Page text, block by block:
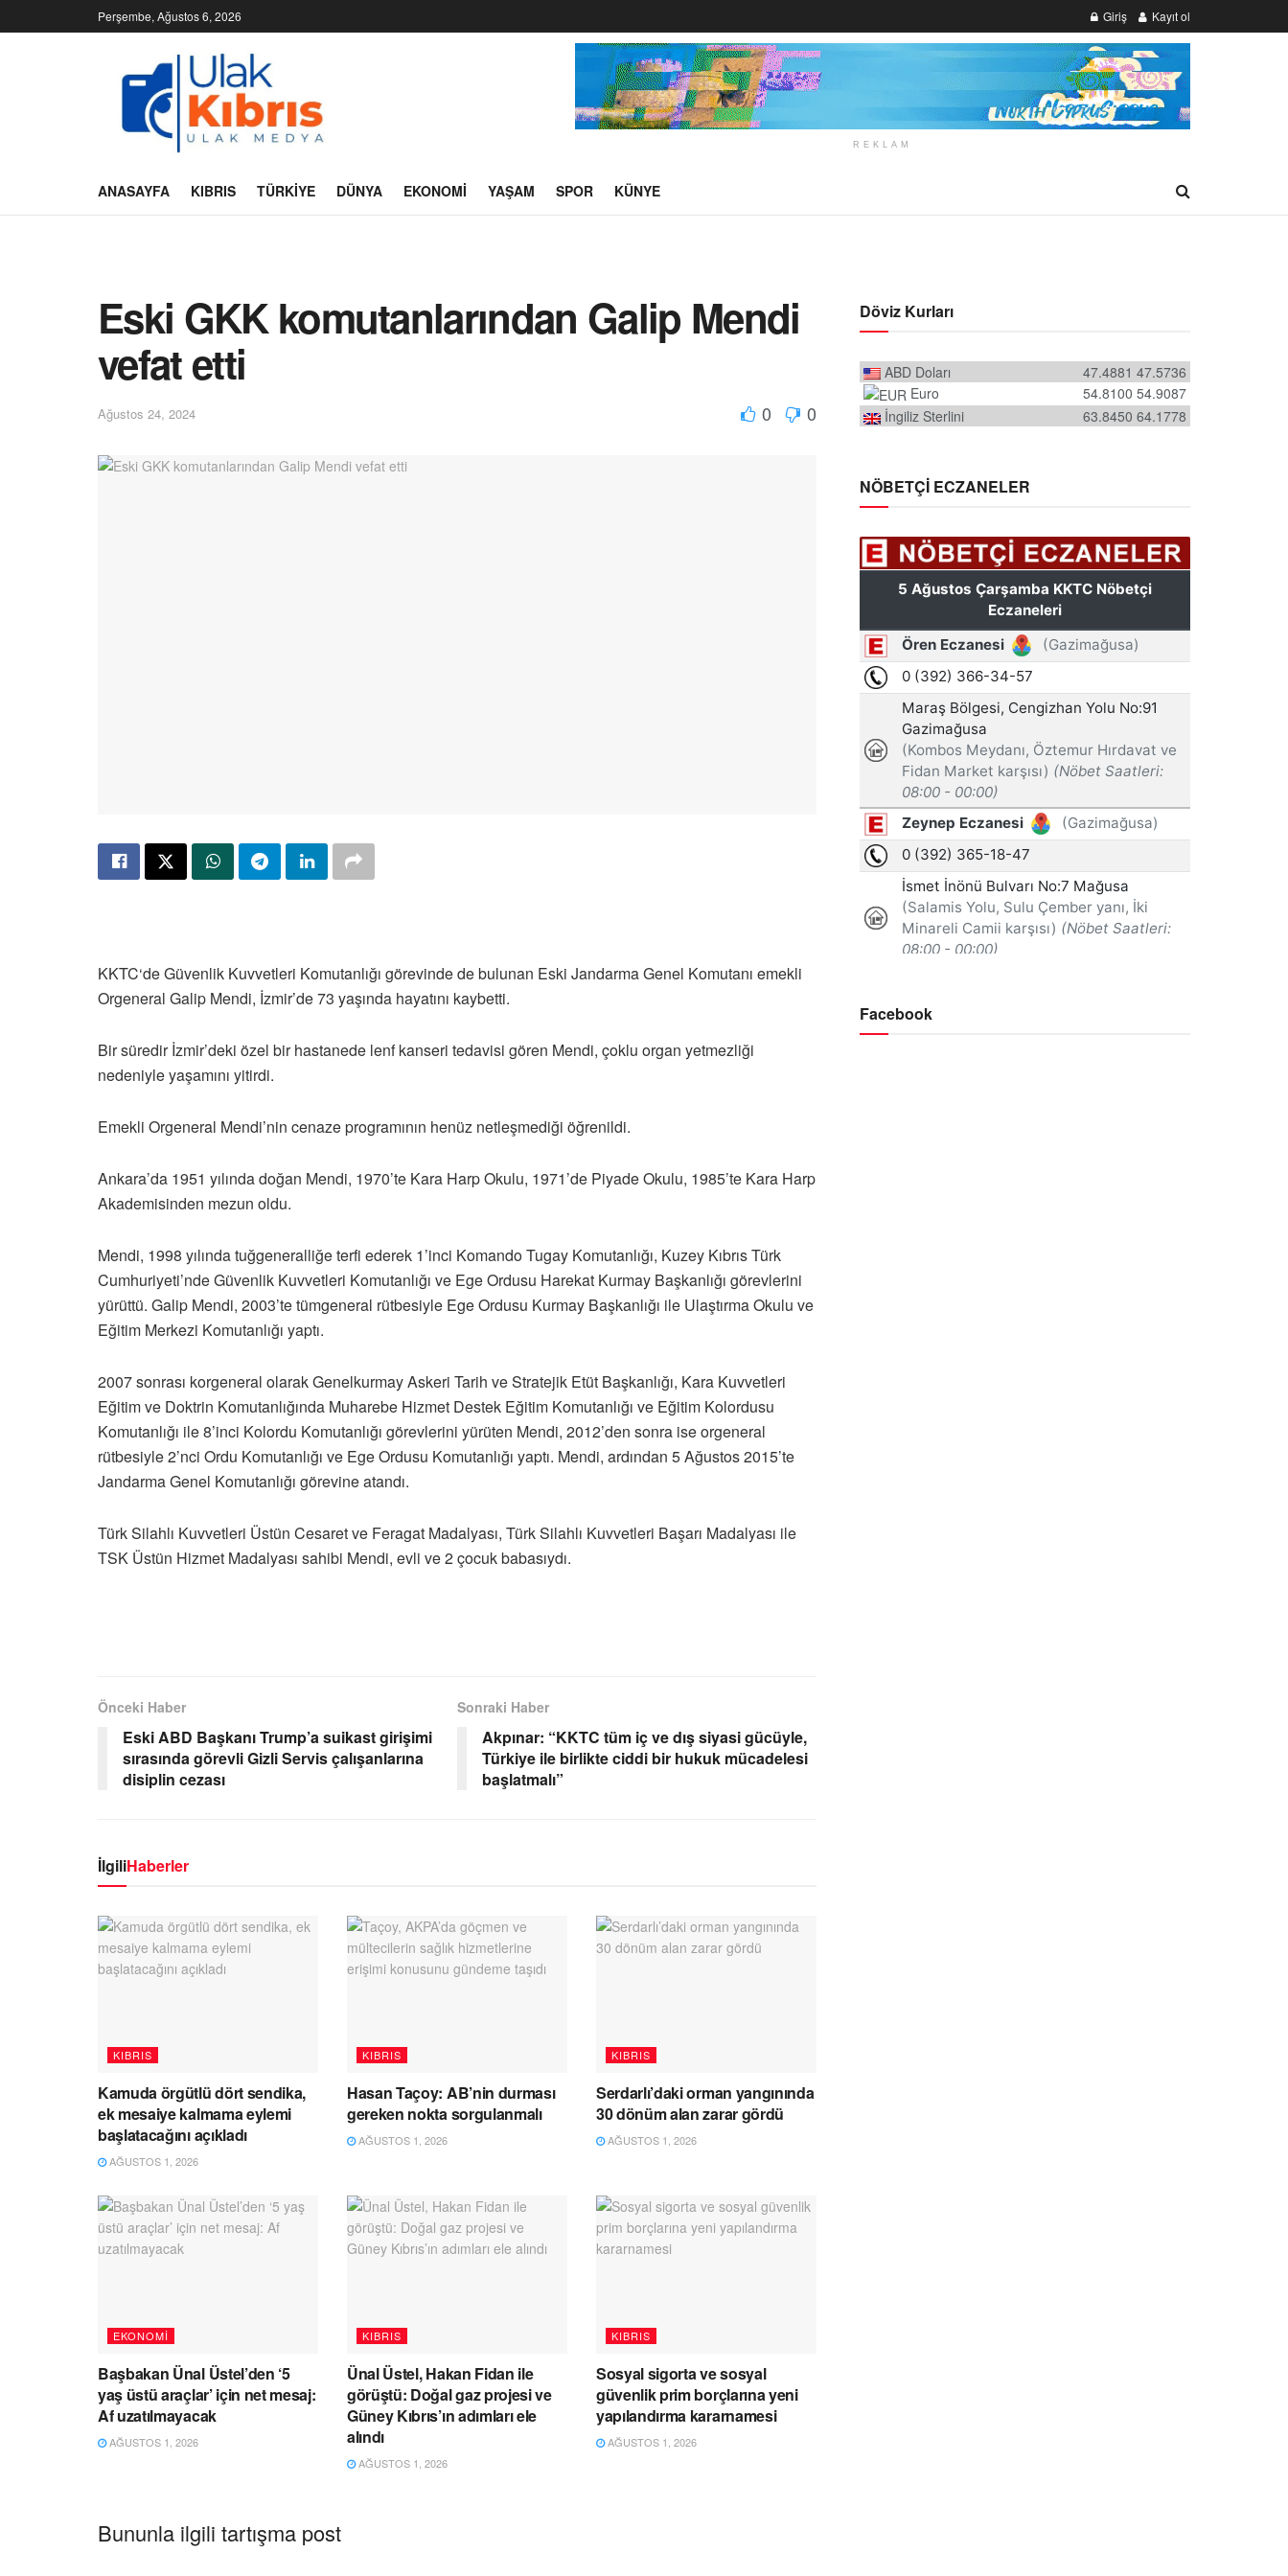
Perşembe, Ağustos 6, 2026 Giriş Kayıt ol
REKLAM
ANASAYFA KIBRIS TÜRKIYE DÜNYA EKONOMI YAŞAM SPOR KÜNYE
Eski GKK komutanlarından Galip Mendi
vefat etti
Ağustos 24, 2024 0 0
KKTC‘de Güvenlik Kuvvetleri Komutanlığı görevinde de bulunan Eski Jandarma Genel Komutanı emekli
Orgeneral Galip Mendi, İzmir’de 73 yaşında hayatını kaybetti.
Bir süredir İzmir’deki özel bir hastanede lenf kanseri tedavisi gören Mendi, çoklu organ yetmezliği
nedeniyle yaşamını yitirdi.
Emekli Orgeneral Mendi’nin cenaze programının henüz netleşmediği öğrenildi.
Ankara’da 1951 yılında doğan Mendi, 1970’te Kara Harp Okulu, 1971’de Piyade Okulu, 1985’te Kara Harp
Akademisinden mezun oldu.
Mendi, 1998 yılında tuğgeneralliğe terfi ederek 1’inci Komando Tugay Komutanlığı, Kuzey Kıbrıs Türk
Cumhuriyeti’nde Güvenlik Kuvvetleri Komutanlığı ve Ege Ordusu Harekat Kurmay Başkanlığı görevlerini
yürüttü. Galip Mendi, 2003’te tümgeneral rütbesiyle Ege Ordusu Kurmay Başkanlığı ile Ulaştırma Okulu ve
Eğitim Merkezi Komutanlığı yaptı.
2007 sonrası korgeneral olarak Genelkurmay Askeri Tarih ve Stratejik Etüt Başkanlığı, Kara Kuvvetleri
Eğitim ve Doktrin Komutanlığında Muharebe Hizmet Destek Eğitim Komutanlığı ve Eğitim Kolordusu
Komutanlığı ile 8’inci Kolordu Komutanlığı görevlerini yürüten Mendi, 2012’den sonra ise orgeneral
rütbesiyle 2’nci Ordu Komutanlığı ve Ege Ordusu Komutanlığı yaptı. Mendi, ardından 5 Ağustos 2015’te
Jandarma Genel Komutanlığı görevine atandı.
Türk Silahlı Kuvvetleri Üstün Cesaret ve Feragat Madalyası, Türk Silahlı Kuvvetleri Başarı Madalyası ile
TSK Üstün Hizmet Madalyası sahibi Mendi, evli ve 2 çocuk babasıydı.
Önceki Haber
Eski ABD Başkanı Trump’a suikast girişimi
sırasında görevli Gizli Servis çalışanlarına
disiplin cezası
Sonraki Haber
Akpınar: “KKTC tüm iç ve dış siyasi gücüyle,
Türkiye ile birlikte ciddi bir hukuk mücadelesi
başlatmalı”
İlgiliHaberler
KIBRIS
Kamuda örgütlü dört sendika,
ek mesaiye kalmama eylemi
başlatacağını açıkladı
AĞUSTOS 1, 2026
KIBRIS
Hasan Taçoy: AB’nin durması
gereken nokta sorgulanmalı
AĞUSTOS 1, 2026
KIBRIS
Serdarlı’daki orman yangınında
30 dönüm alan zarar gördü
AĞUSTOS 1, 2026
EKONOMI
Başbakan Ünal Üstel’den ‘5
yaş üstü araçlar’ için net mesaj:
Af uzatılmayacak
AĞUSTOS 1, 2026
KIBRIS
Ünal Üstel, Hakan Fidan ile
görüştü: Doğal gaz projesi ve
Güney Kıbrıs’ın adımları ele
alındı
AĞUSTOS 1, 2026
KIBRIS
Sosyal sigorta ve sosyal
güvenlik prim borçlarına yeni
yapılandırma kararnamesi
AĞUSTOS 1, 2026
Bununla ilgili tartışma post
Döviz Kurları
ABD Doları 47.5736
47.4881
Euro
54.9087
54.8100
İngiliz Sterlini
64.1778
63.8450
NÖBETÇİ ECZANELER
Facebook